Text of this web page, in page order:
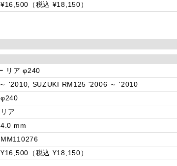
¥16,500（税込 ¥18,150）
リア φ240
'2010, SUZUKI RM125 '2006 ～ '2010
φ240
リア
4.0 mm
MM110276
¥16,500（税込 ¥18,150）